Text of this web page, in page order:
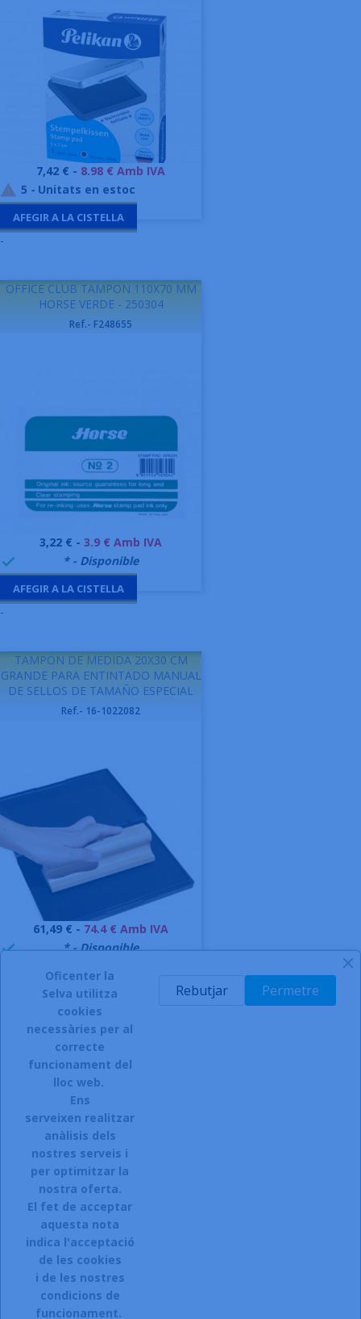
Preu
7,42 € - 8.98 € Amb IVA
 5 - Unitats en estoc
AFEGIR A LA CISTELLA
-
OFFICE CLUB TAMPON 110X70 MM
HORSE VERDE - 250304
Ref.- F248655
Preu
3,22 € - 3.9 € Amb IVA
 * - Disponible
AFEGIR A LA CISTELLA
-
TAMPON DE MEDIDA 20X30 CM
GRANDE PARA ENTINTADO MANUAL
DE SELLOS DE TAMAÑO ESPECIAL
Ref.- 16-1022082
Preu
61,49 € - 74.4 € Amb IVA
 999998 * - Disponible
AFEGIR A LA CISTELLA
INSCRIURE'S AL BUTLLETÍ
Accepto el termes, condicions de servei i la política de
privacitat d'aquest lloc web.
ARTICLES
LA NOSTRA COMPANYIA
CONTACTEU:
Oficenter la
Selva utilitza
cookies
necessàries per al
correcte
funcionament del
lloc web.
Ens
serveixen realitzar
anàlisis dels
nostres serveis i
per optimitzar la
nostra oferta.
El fet de acceptar
aquesta nota
indica l'acceptació
de les cookies
i de les nostres
condicions de
funcionament.
Permetre
Rebutjar